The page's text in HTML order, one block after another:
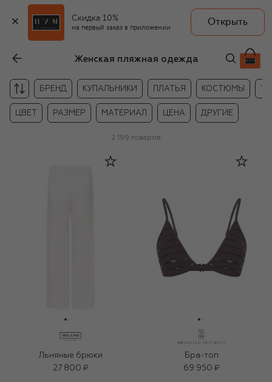
Скидка 10%
на первый заказ в приложении
Открыть
Женская пляжная одежда
БРЕНД КУПАЛЬНИКИ ПЛАТЬЯ КОСТЮМЫ
ЦВЕТ РАЗМЕР МАТЕРИАЛ ЦЕНА ДРУГИЕ
2 199 товаров
Льняные брюки
27 800 ₽
Бра-топ
69 950 ₽